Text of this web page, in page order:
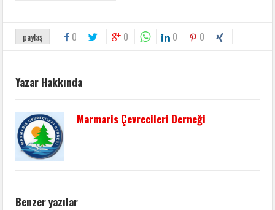
paylaş 0 0 0 0
Yazar Hakkında
Marmaris Çevrecileri Derneği
Benzer yazılar